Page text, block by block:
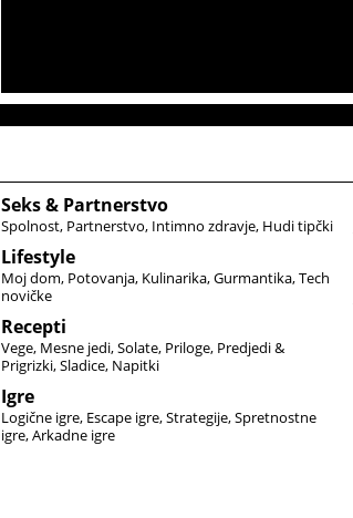
Seks & Partnerstvo
Spolnost Partnerstvo Intimno zdravje Hudi tipčki
Lifestyle
Moj dom Potovanja Kulinarika Gurmantika Tech
novičke
Recepti
Vege Mesne jedi Solate Priloge Predjedi &
Prigrizki Sladice Napitki
Igre
Logične igre Escape igre Strategije Spretnostne
igre Arkadne igre